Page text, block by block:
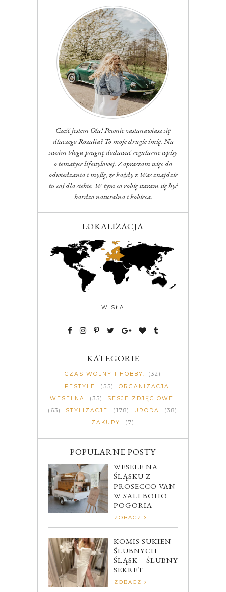
Cześć jestem Ola! Pewnie zastanawiasz się
dlaczego Rozalia? To moje drugie imię. Na
swoim blogu pragnę dodawać regularne wpisy
o tematyce lifestylowej. Zapraszam więc do
odwiedzania i myślę, że każdy z Was znajdzie
tu coś dla siebie. W tym co robię staram się być
bardzo naturalna i kobieca.
LOKALIZACJA
WISŁA
KATEGORIE
CZAS WOLNY I HOBBY
(32)
LIFESTYLE
(55)
ORGANIZACJA
WESELNA
(35)
SESJE ZDJĘCIOWE
(63)
STYLIZACJE (178) URODA
(38)
ZAKUPY
(7)
POPULARNE POSTY
WESELE NA
ŚLĄSKU Z
PROSECCO VAN
W SALI BOHO
POGORIA
ZOBACZ
KOMIS SUKIEN
ŚLUBNYCH
ŚLĄSK – ŚLUBNY
SEKRET
ZOBACZ